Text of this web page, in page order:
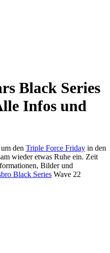
Black Series
Infos und
den Triple Force Friday in den
wieder etwas Ruhe ein. Zeit
Bilder und
Black Series Wave 22